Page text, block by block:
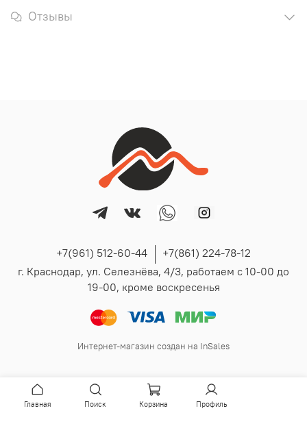
Отзывы
+7(961) 512-60-44
+7(861) 224-78-12
г. Краснодар, ул. Селезнёва, 4/3, работаем с 10-00 до
19-00, кроме воскресенья
Интернет-магазин создан на InSales
Главная Поиск Корзина Профиль